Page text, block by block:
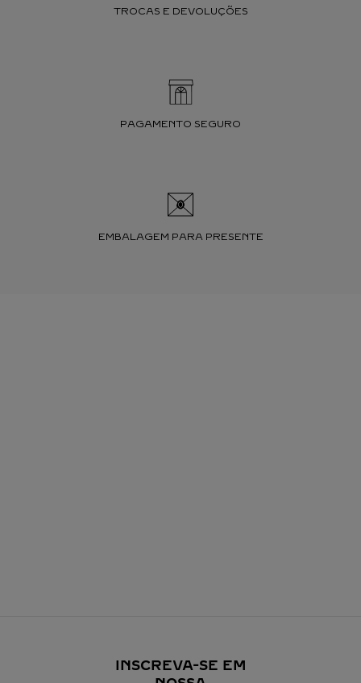
TROCAS E DEVOLUÇÕES
PAGAMENTO SEGURO
EMBALAGEM PARA PRESENTE
INSCREVA-SE EM